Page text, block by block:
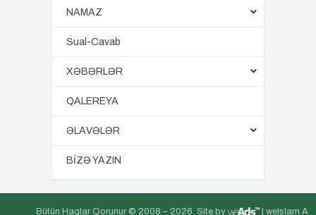
NAMAZ
Sual-Cavab
XƏBƏRLƏR
QALEREYA
ƏLAVƏLƏR
BİZƏ YAZIN
Bütün Haqlar Qorunur © 2008 – 2026. Site by | weIslam A